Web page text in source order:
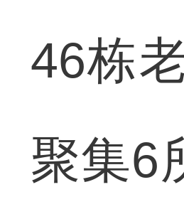
46栋
聚集6